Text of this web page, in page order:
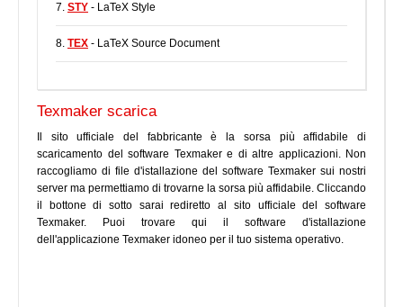
7. STY - LaTeX Style
8. TEX - LaTeX Source Document
Texmaker scarica
Il sito ufficiale del fabbricante è la sorsa più affidabile di
scaricamento del software Texmaker e di altre applicazioni. Non
raccogliamo di file d'istallazione del software Texmaker sui nostri
server ma permettiamo di trovarne la sorsa più affidabile. Cliccando
il bottone di sotto sarai rediretto al sito ufficiale del software
Texmaker. Puoi trovare qui il software d'istallazione
dell'applicazione Texmaker idoneo per il tuo sistema operativo.